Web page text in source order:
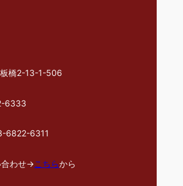
橋2-13-1-506
6333
6822-6311
合わせ→こちらから